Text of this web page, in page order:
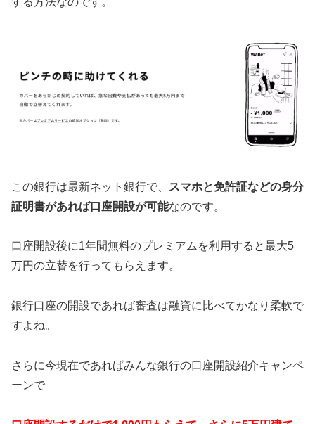
この銀行は最新ネット銀行で、
スマホと免許証などの身分
証明書があれば口座開設が可能なのです。
口座開設後に1年間無料のプレミアムを利用すると最大5
万円の立替を行ってもらえます。
銀行口座の開設であれば審査は融資に比べてかなり柔軟で
すよね。
さらに今現在であればみんな銀行の口座開設紹介キャンペ
ーンで